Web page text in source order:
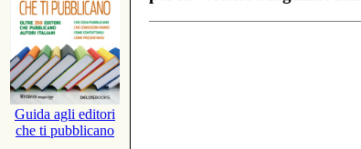
Guida agli editori
che ti pubblicano